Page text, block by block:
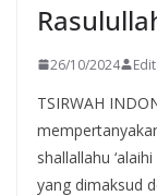
26/10/2024
TSIRWAH
shallallahu
yang dimaksud